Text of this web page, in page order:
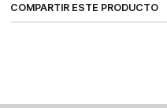
COMPARTIR ESTE PRODUCTO